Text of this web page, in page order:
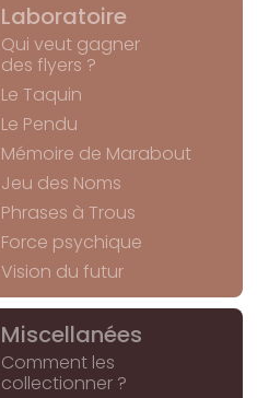
Laboratoire
Qui veut gagner
des flyers ?
Le Taquin
Le Pendu
Mémoire de Marabout
Jeu des Noms
Phrases à Trous
Force psychique
Vision du futur
Miscellanées
Comment les
collectionner ?